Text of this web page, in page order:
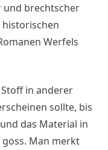
und brechtscher
Werfels
in anderer
sollte, bis
das Material in
Man merkt